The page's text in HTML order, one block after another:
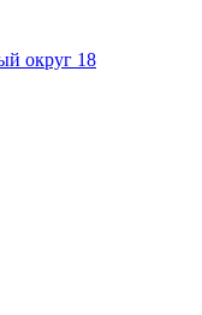
округ 18